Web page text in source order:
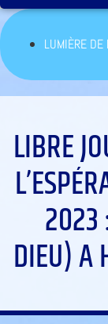
LUMIÈRE DE
LIBRE
2023
DIEU) A